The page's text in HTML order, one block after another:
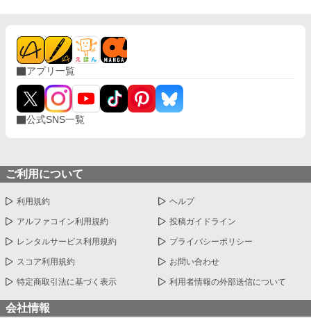
アプリ一覧
公式SNS一覧
ご利用について
利用規約 ヘルプ
アルファコイン利用規約 投稿ガイドライン
レンタルサービス利用規約 プライバシーポリシー
スコア利用規約 お問い合わせ
特定商取引法に基づく表示 利用者情報の外部送信について
会社情報